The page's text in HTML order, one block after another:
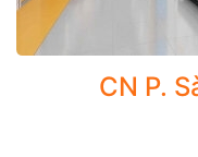
- Sinh thiết, bóc
NHỮNG TRƯỜNG
CN P.